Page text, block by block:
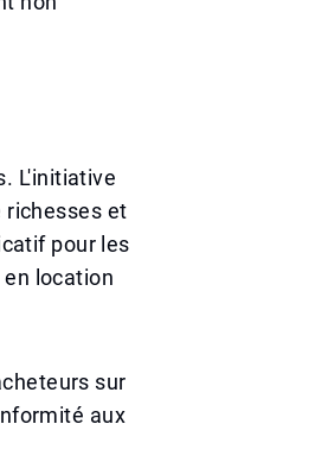
L'initiative
richesses et
pour les
location
sur
aux